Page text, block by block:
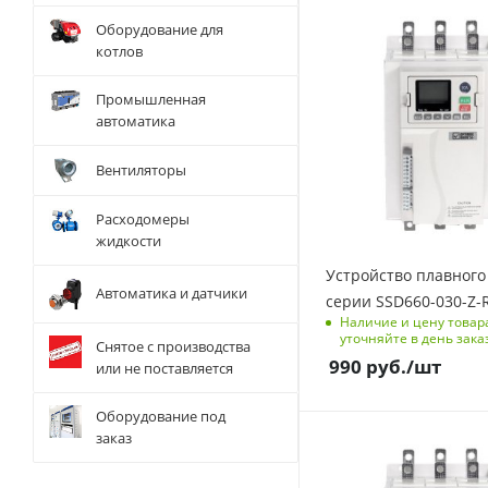
Съемный пульт
неправильная
последовательность
фаз, перегрузка
двигателя,
перегрузка по току
при пуске,
перегрузка по току,
перенапряжение,
пониженное
недостаточная
нагрузка
Встроенный байпас
нет
Размеры изделия
Съемный пульт
Мощность, кВт
Номинальный ток, A
Степень защиты
Релейные выходы, шт
Аналоговые выходы,
шт
1, 4~20 мА
Функции защиты
неправильная
Устройство плавного
серии SSD660-030-Z-
Наличие и цену
уточняйте в день
990 руб./шт
Мощность, кВт
Оборудование для
котлов
Промышленная
автоматика
Вентиляторы
Расходомеры
жидкости
Автоматика и датчики
Снятое с производства
или не поставляется
Оборудование под
заказ